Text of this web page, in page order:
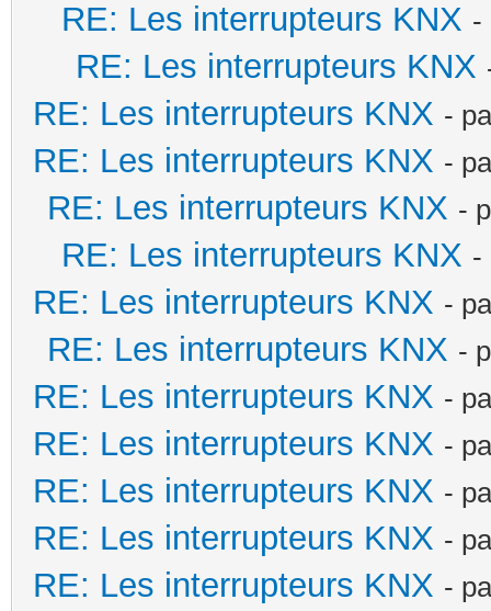
RE: Les interrupteurs KNX -
RE: Les interrupteurs KNX
RE: Les interrupteurs KNX -
RE: Les interrupteurs KNX -
RE: Les interrupteurs KNX -
RE: Les interrupteurs KNX -
RE: Les interrupteurs KNX -
RE: Les interrupteurs KNX -
RE: Les interrupteurs KNX -
RE: Les interrupteurs KNX -
RE: Les interrupteurs KNX -
RE: Les interrupteurs KNX -
RE: Les interrupteurs KNX -